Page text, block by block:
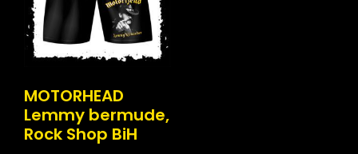
MOTORHEAD
Lemmy bermude,
Rock Shop BiH